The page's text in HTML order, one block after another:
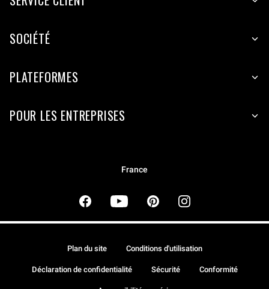
SOCIÉTÉ
PLATEFORMES
POUR LES ENTREPRISES
France
Plan du site Conditions d'utilisation
Déclaration de confidentialité Sécurité Conformité